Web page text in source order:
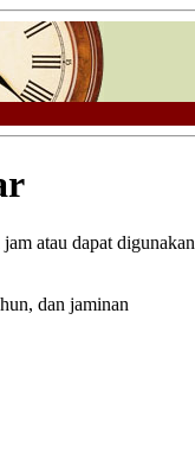
atau dapat digunakan
dan jaminan